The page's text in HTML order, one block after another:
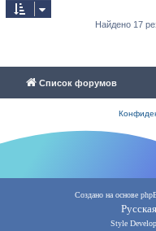
Найдено 17
Список форумов
Создано на основе
Style